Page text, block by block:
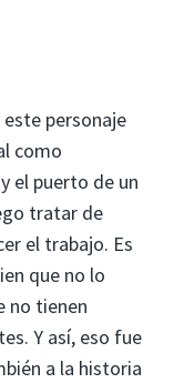
personaje
como
el puerto de un
tratar de
el trabajo. Es
que no lo
no tienen
Y así, eso fue
a la historia